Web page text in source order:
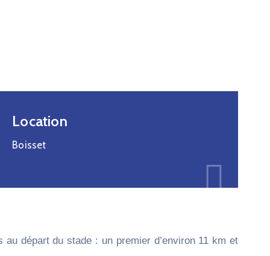
Location
Boisset
départ du stade : un premier d’environ 11 km et